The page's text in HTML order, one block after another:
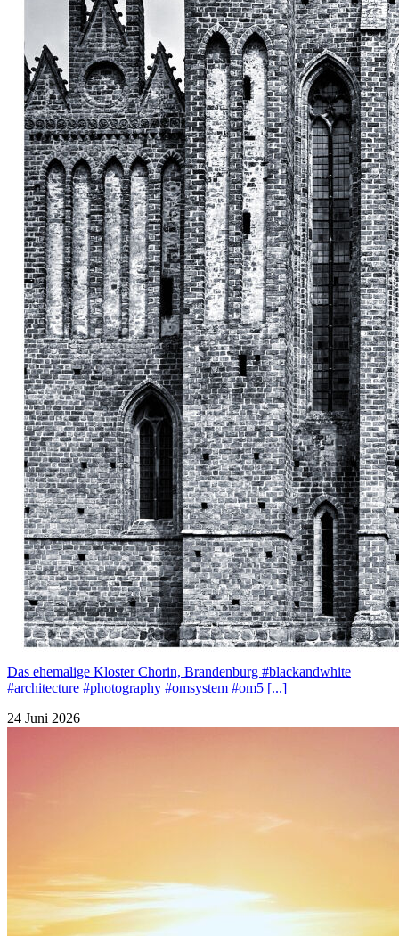
Das ehemalige Kloster Chorin, Brandenburg #blackandwhite
#architecture #photography #omsystem #om5 [...]
24 Juni 2026